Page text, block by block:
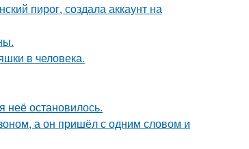
пирог, создала аккаунт на
в человека.
неё остановилось.
а он пришёл с одним словом и